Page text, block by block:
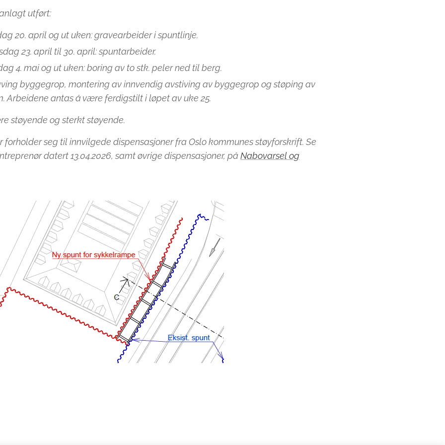
utført:
20. april og ut uken: gravearbeider i spuntlinje.
23. april til 30. april: spuntarbeider.
4. mai og ut uken: boring av to stk. peler ned til berg.
byggegrop, montering av innvendig avstiving av byggegrop og støping av
Arbeidene antas å være ferdigstilt i løpet av uke 25.
støyende og sterkt støyende.
seg til innvilgede dispensasjoner fra Oslo kommunes støyforskrift. Se
datert 13.04.2026, samt øvrige dispensasjoner, på Nabovarsel og